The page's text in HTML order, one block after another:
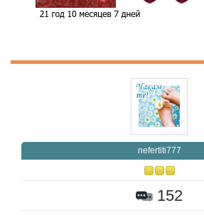
nefertiti777
152